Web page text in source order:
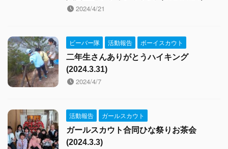
2024/4/21
ビーバー隊 活動報告
ボーイスカウト
二年生さんありがとうハイキング
(2024.3.31)
2024/4/7
活動報告
ガールスカウト
ガールスカウト合同ひな祭りお茶会
(2024.3.3)